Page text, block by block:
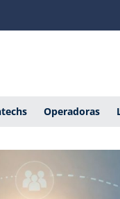
Operadoras